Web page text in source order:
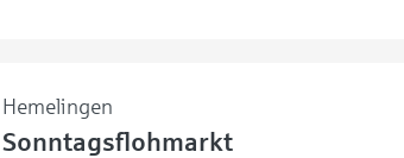
Hemelingen
Sonntagsflohmarkt